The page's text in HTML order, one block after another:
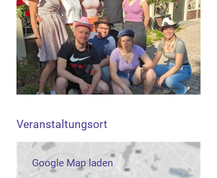
Veranstaltungsort
Google Map laden